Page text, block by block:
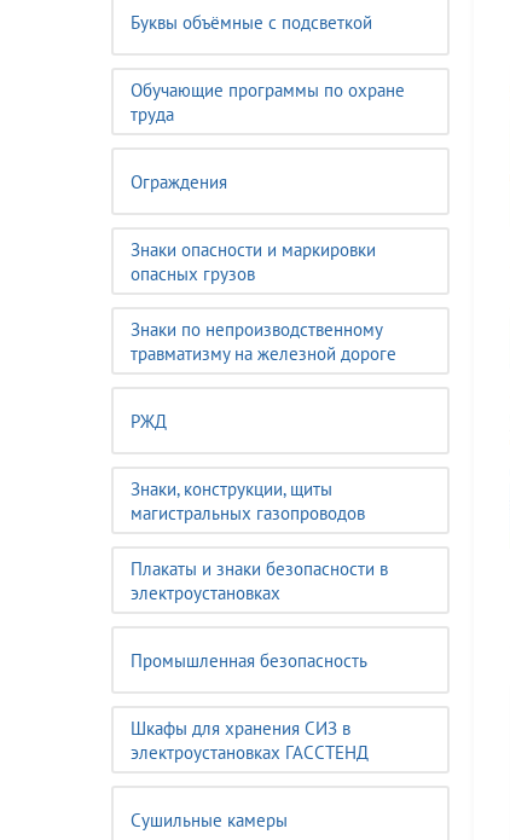
Буквы объёмные с подсветкой
Обучающие программы по охране
труда
Ограждения
Знаки опасности и маркировки
опасных грузов
Знаки по непроизводственному
травматизму на железной дороге
РЖД
Знаки, конструкции, щиты
магистральных газопроводов
Плакаты и знаки безопасности в
электроустановках
Промышленная безопасность
Шкафы для хранения СИЗ в
электроустановках ГАССТЕНД
Сушильные камеры